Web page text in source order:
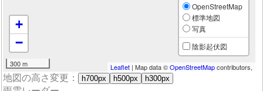
+
−
300 m
OpenStreetMap
標準地図
写真
陰影起伏図
Leaflet | Map data ©OpenStreetMapcontributors,
地図の高さ変更： h700px h500px h300px